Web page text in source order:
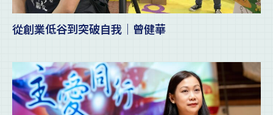
從創業低谷到突破自我｜曾健華